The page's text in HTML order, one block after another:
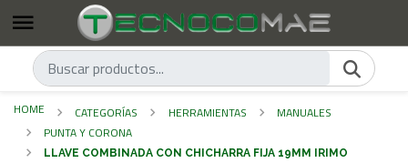
HOME CATEGORÍAS HERRAMIENTAS
MANUALES
PUNTA Y CORONA
LLAVE COMBINADA CON CHICHARRA FIJA 19MM IRIMO